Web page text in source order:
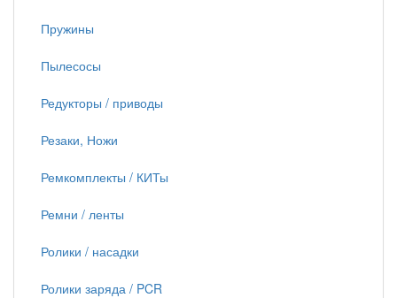
Пружины
Пылесосы
Редукторы / приводы
Резаки, Ножи
Ремкомплекты / КИТы
Ремни / ленты
Ролики / насадки
Ролики заряда / PCR